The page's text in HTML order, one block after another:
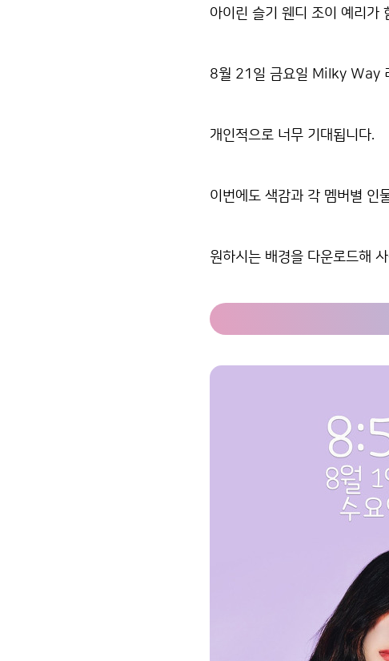
아이린 슬기 웬디 조이 예리가
8월 21일 금요일 Milky Way
개인적으로 너무 기대됩니다.
이번에도 색감과 각 멤버별 인
원하시는 배경을 다운로드해